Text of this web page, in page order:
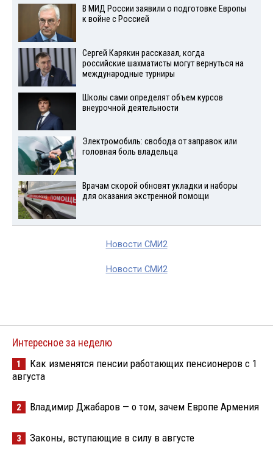
В МИД России заявили о подготовке Европы
к войне с Россией
Сергей Карякин рассказал, когда
российские шахматисты могут вернуться на
международные турниры
Школы сами определят объем курсов
внеурочной деятельности
Электромобиль: свобода от заправок или
головная боль владельца
Врачам скорой обновят укладки и наборы
для оказания экстренной помощи
Новости СМИ2
Новости СМИ2
Интересное за неделю
1
Как изменятся пенсии работающих пенсионеров с 1
августа
2 Владимир Джабаров — о том, зачем Европе Армения
3 Законы, вступающие в силу в августе